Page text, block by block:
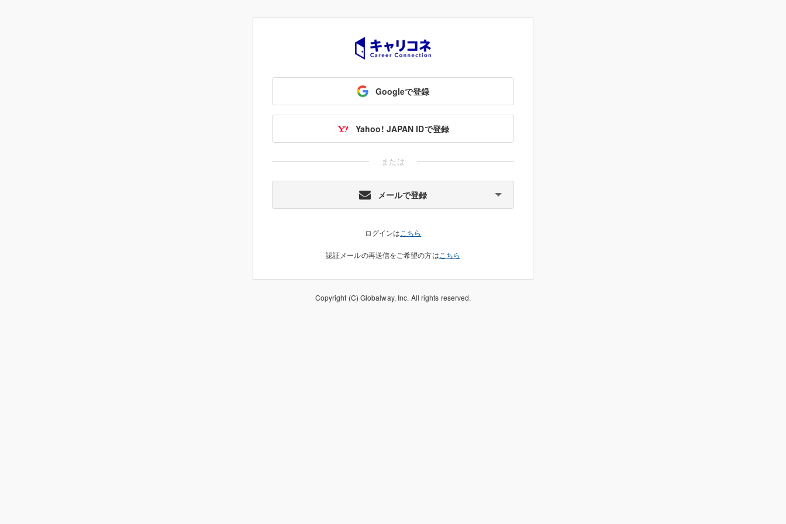
Googleで登録
Yahoo! JAPAN IDで登録
または
メールで登録
ログインは こちら
認証メールの再送信をご希望の方は こちら
Copyright (C) Globalway, Inc. All rights reserved.